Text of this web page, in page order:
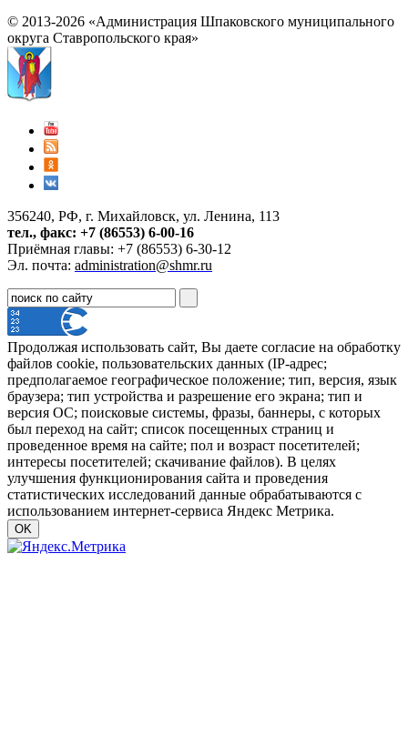
© 2013-2026 «Администрация Шпаковского муниципального
округа Ставропольского края»
356240, РФ, г. Михайловск, ул. Ленина, 113
тел., факс: +7 (86553) 6-00-16
Приёмная главы: +7 (86553) 6-30-12
Эл. почта: administration@shmr.ru
Продолжая использовать сайт, Вы даете согласие на обработку
файлов cookie, пользовательских данных (IP-адрес;
предполагаемое географическое положение; тип, версия, язык
браузера; тип устройства и разрешение его экрана; тип и
версия ОС; поисковые системы, фразы, баннеры, с которых
был переход на сайт; список посещенных страниц и
проведенное время на сайте; пол и возраст посетителей;
интересы посетителей; скачивание файлов). В целях
улучшения функционирования сайта и проведения
статистических исследований данные обрабатываются с
использованием интернет-сервиса Яндекс Метрика.
OK